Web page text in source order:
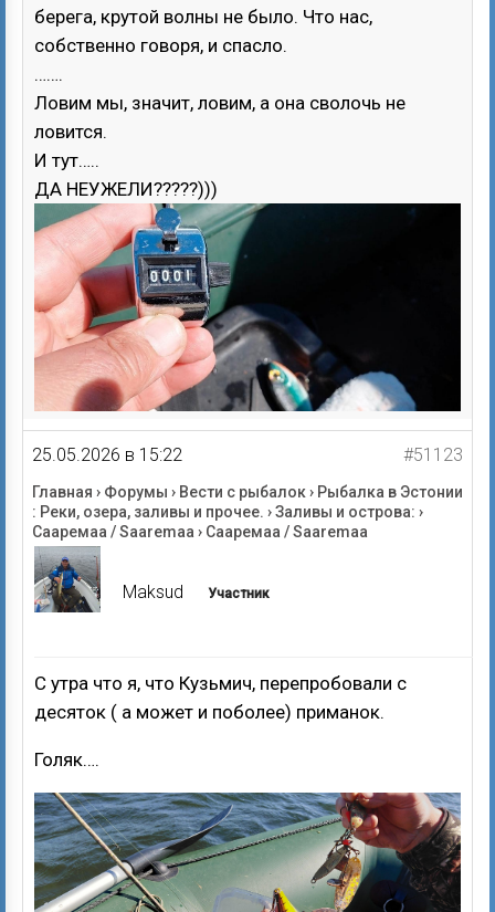
берега, крутой волны не было. Что нас,
собственно говоря, и спасло.
…….
Ловим мы, значит, ловим, а она сволочь не
ловится.
И тут…..
ДА НЕУЖЕЛИ?????)))
25.05.2026 в 15:22 #51123
Главная › Форумы › Вести с рыбалок› Рыбалка в Эстонии
: Реки, озера, заливы и прочее. ›Заливы и острова: ›
Сааремаа / Saaremaa › Сааремаа / Saaremaa
Maksud Участник
С утра что я, что Кузьмич, перепробовали с
десяток ( а может и поболее) приманок.
Голяк….